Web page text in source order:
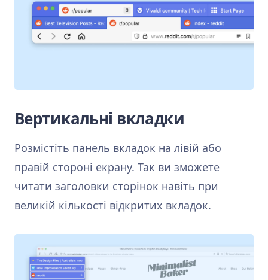
Вертикальні вкладки
Розмістіть панель вкладок на лівій або
правій стороні екрану. Так ви зможете
читати заголовки сторінок навіть при
великій кількості відкритих вкладок.